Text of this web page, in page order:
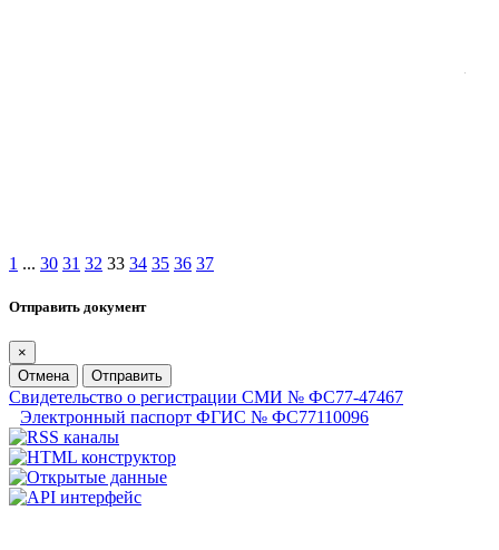
1 ... 30 31 32 33 34 35 36 37
Отправить документ
×
Отмена
Отправить
Свидетельство о регистрации СМИ № ФС77-47467
Электронный паспорт ФГИС № ФС77110096